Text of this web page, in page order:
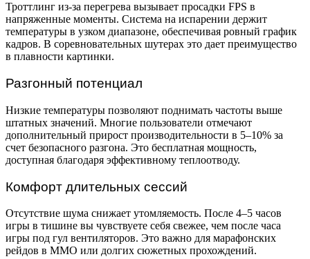
Троттлинг из-за перегрева вызывает просадки FPS в
напряженные моменты. Система на испарении держит
температуры в узком диапазоне, обеспечивая ровный график
кадров. В соревновательных шутерах это дает преимущество
в плавности картинки.
Разгонный потенциал
Низкие температуры позволяют поднимать частоты выше
штатных значений. Многие пользователи отмечают
дополнительный прирост производительности в 5–10% за
счет безопасного разгона. Это бесплатная мощность,
доступная благодаря эффективному теплоотводу.
Комфорт длительных сессий
Отсутствие шума снижает утомляемость. После 4–5 часов
игры в тишине вы чувствуете себя свежее, чем после часа
игры под гул вентиляторов. Это важно для марафонских
рейдов в MMO или долгих сюжетных прохождений.